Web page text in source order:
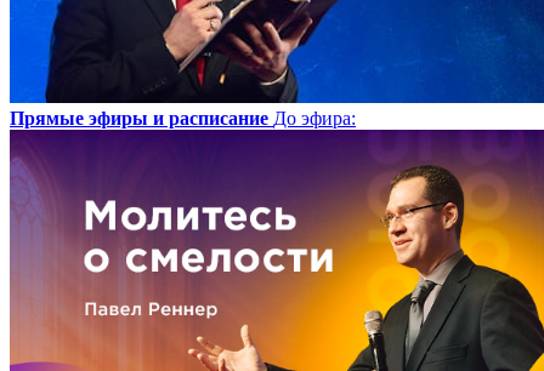
Прямые эфиры и расписание До эфира: